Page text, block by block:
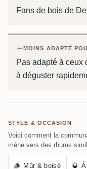
Fans de bois de
MOINS ADAPTÉ
Pas adapté à ceux
à déguster
STYLE & OCCASION
Voici comment la
mène vers des rhums
🪵 Mûr & boisé 🥃